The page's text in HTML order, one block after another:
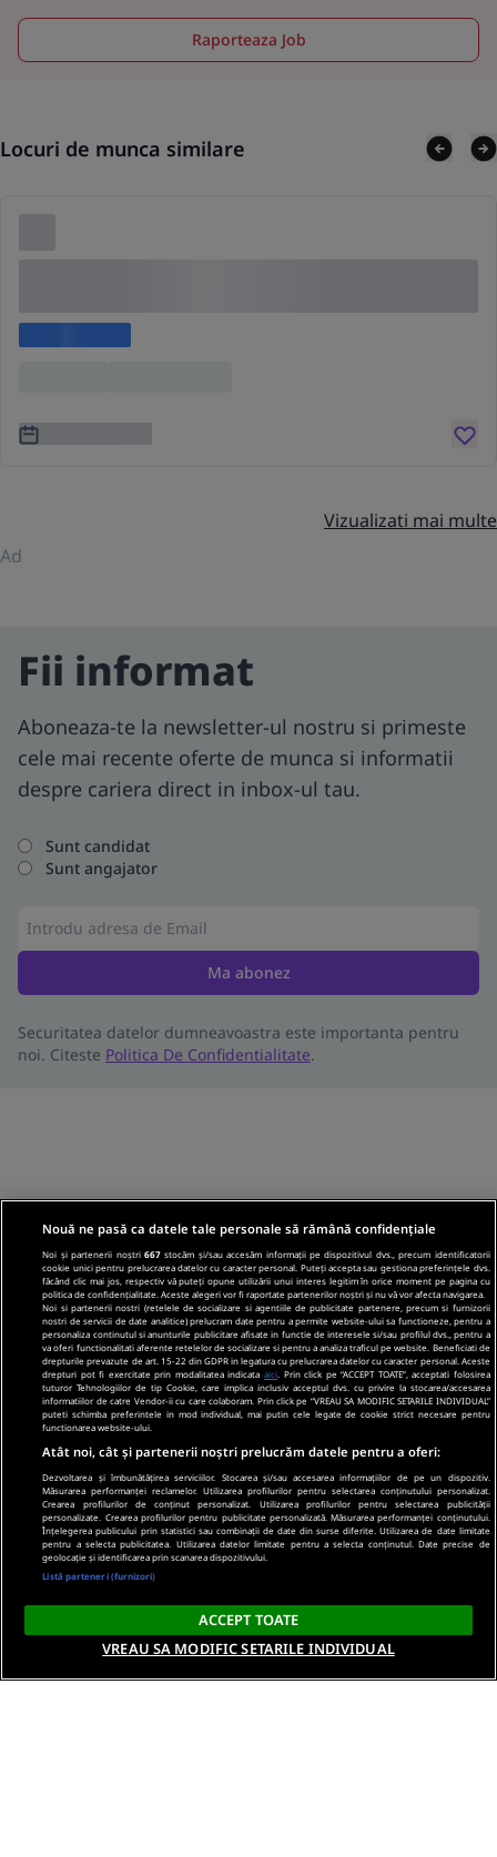
Raporteaza Job
Locuri de munca similare
Vizualizati mai multe
Ad
Fii informat
Aboneaza-te la newsletter-ul nostru si primeste
cele mai recente oferte de munca si informatii
despre cariera direct in inbox-ul tau.
Sunt candidat
Sunt angajator
Ma abonez
Securitatea datelor dumneavoastra este importanta pentru
noi. Citeste Politica De Confidentialitate.
Nouă ne pasă ca datele tale personale să rămână confidențiale
Noi și partenerii noștri667 stocăm și/sau accesăm informații pe dispozitivul dvs., precum identificatorii
cookie unici pentru prelucrarea datelor cu caracter personal. Puteți accepta sau gestiona preferințele dvs.
făcând clic mai jos, respectiv vă puteți opune utilizării unui interes legitim în orice moment pe pagina cu
politica de confidențialitate. Aceste alegeri vor fi raportate partenerilor noștri și nu vă vor afecta navigarea.
Noi si partenerii nostri (retelele de socializare si agentiile de publicitate partenere, precum si furnizorii
nostri de servicii de date analitice) prelucram date pentru a permite website-ului sa functioneze, pentru a
personaliza continutul si anunturile publicitare afisate in functie de interesele si/sau profilul dvs., pentru a
va oferi functionalitati aferente retelelor de socializare si pentru a analiza traficul pe website. Beneficiati de
drepturile prevazute de art. 15-22 din GDPR in legatura cu prelucrarea datelor cu caracter personal. Aceste
drepturi pot fi exercitate prin modalitatea indicata aici . Prin click pe “ACCEPT TOATE”, acceptati folosirea
tuturor Tehnologiilor de tip Cookie, care implica inclusiv acceptul dvs. cu privire la stocarea/accesarea
informatiilor de catre Vendor-ii cu care colaboram. Prin click pe “VREAU SA MODIFIC SETARILE INDIVIDUAL”
puteti schimba preferintele in mod individual, mai putin cele legate de cookie strict necesare pentru
functionarea website-ului.
Atât noi, cât și partenerii noștri prelucrăm datele pentru a oferi:
Dezvoltarea și îmbunătățirea serviciilor. Stocarea și/sau accesarea informațiilor de pe un dispozitiv.
Măsurarea performanței reclamelor. Utilizarea profilurilor pentru selectarea conținutului personalizat.
Crearea profilurilor de conținut personalizat. Utilizarea profilurilor pentru selectarea publicității
personalizate. Crearea profilurilor pentru publicitate personalizată. Măsurarea performanței conținutului.
Înțelegerea publicului prin statistici sau combinații de date din surse diferite. Utilizarea de date limitate
pentru a selecta publicitatea. Utilizarea datelor limitate pentru a selecta conținutul. Date precise de
geolocație și identificarea prin scanarea dispozitivului.
Listă parteneri (furnizori)
ACCEPT TOATE
VREAU SA MODIFIC SETARILE INDIVIDUAL